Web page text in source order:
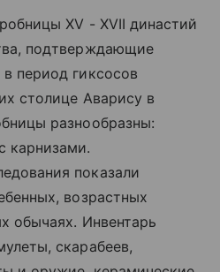
XV - XVII династий
подтверждающие
период гиксосов
столице Аварису в
разнообразны:
карнизами.
показали
возрастных
обычаях. Инвентарь
скарабеев,